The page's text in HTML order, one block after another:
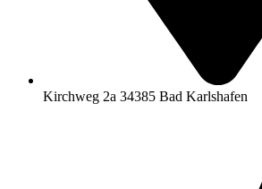
Kirchweg 2a 34385 Bad Karlshafen